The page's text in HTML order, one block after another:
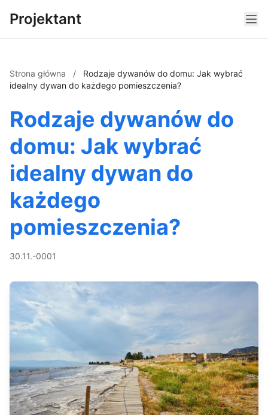
Projektant
Strona główna /
Rodzaje dywanów do domu: Jak wybrać
idealny dywan do każdego pomieszczenia?
Rodzaje dywanów do
domu: Jak wybrać
idealny dywan do
każdego
pomieszczenia?
30.11.-0001